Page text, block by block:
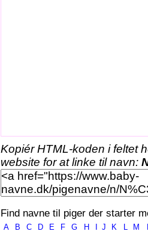
Kopiér HTML-koden i feltet
website for at linke til navn:
Find navne til piger der starter
A B C D E F G H J K L M